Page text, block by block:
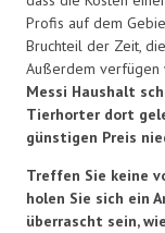
Profis auf dem
Bruchteil der Zeit,
Außerdem verfügen
Messi Haushalt
Tierhorter dort
günstigen Preis
Treffen Sie keine
holen Sie sich ein
überrascht sein,